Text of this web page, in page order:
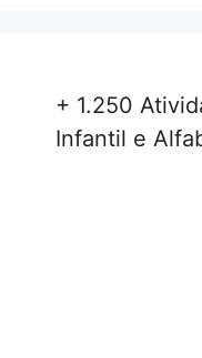
+ 1.250
Infantil e